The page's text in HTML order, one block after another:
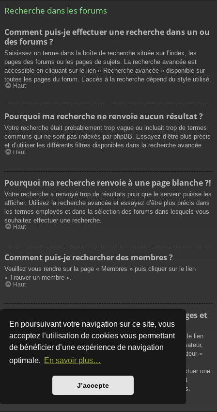
En poursuivant votre navigation sur ce site, vous
acceptez l’utilisation de cookies vous permettant
de bénéficier d’une expérience de navigation
optimale. En savoir plus…
J’accepte
Recherche dans les forums
Comment puis-je effectuer une recherche dans un ou
des forums ?
Saisissez un terme dans la boîte de recherche située sur l’index, les
pages des forums ou les pages de sujets. La recherche avancée est
accessible en cliquant sur le lien « Recherche avancée » disponible sur
toutes les pages du forum. L’accès à la recherche dépend du style utilisé.
Haut
Pourquoi ma recherche ne renvoie aucun résultat ?
Votre recherche était probablement trop vague ou incluait trop de termes
communs qui ne sont pas indexés par phpBB. Essayez d’être plus précis
et d’utiliser les différents filtres disponibles dans la recherche avancée.
Haut
Pourquoi ma recherche renvoie à une page blanche ?!
Votre recherche a renvoyé trop de résultats pour que le serveur puisse les
afficher. Utilisez la recherche avancée et essayez d’être plus précis dans
les termes employés et dans la sélection des forums dans lesquels vous
souhaitez effectuer une recherche.
Haut
Comment puis-je rechercher des membres ?
Veuillez vous rendre sur la page « Membres » puis cliquer sur le lien
« Trouver un membre ».
Haut
Comment puis-je retrouver mes propres messages et
sujets ?
Vos propres messages peuvent être affichés soit en cliquant sur le lien
« Afficher vos messages » dans le panneau de contrôle de l’utilisateur,
soit en cliquant sur le lien « Rechercher les messages de l’utilisateur »
sur la page de votre propre profil ou soit en cliquant sur le menu
« Raccourcis » situé sur la partie supérieure du forum. Pour effectuer une
recherche de vos propres sujets, utilisez la recherche avancée et
remplissez convenablement les options qui vous sont disponibles.